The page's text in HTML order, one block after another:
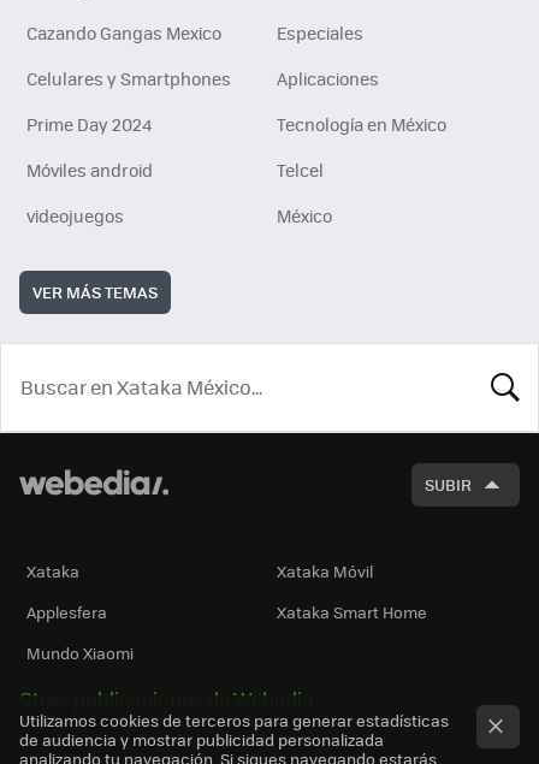
Cazando Gangas Mexico
Especiales
Celulares y Smartphones
Aplicaciones
Prime Day 2024
Tecnología en México
Móviles android
Telcel
videojuegos
México
VER MÁS TEMAS
SUBIR
Xataka
Xataka Móvil
Applesfera
Xataka Smart Home
Mundo Xiaomi
Otras publicaciones de Webedia
Utilizamos cookies de terceros para generar estadísticas
de audiencia y mostrar publicidad personalizada
analizando tu navegación. Si sigues navegando estarás